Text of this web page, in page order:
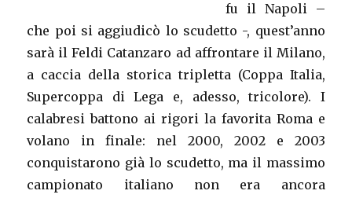
fu il Napoli –
che poi si aggiudicò lo scudetto -, quest’anno
sarà il Feldi Catanzaro ad affrontare il Milano,
a caccia della storica tripletta (Coppa Italia,
Supercoppa di Lega e, adesso, tricolore). I
calabresi battono ai rigori la favorita Roma e
volano in finale: nel 2000, 2002 e 2003
conquistarono già lo scudetto, ma il massimo
campionato italiano non era ancora